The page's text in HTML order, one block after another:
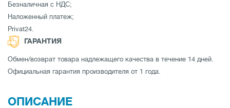
Безналичная с НДС;
Наложенный платеж;
Privat24.
ГАРАНТИЯ
Обмен/возврат товара надлежащего качества в течение 14 дней.
Официальная гарантия производителя от 1 года.
ОПИСАНИЕ